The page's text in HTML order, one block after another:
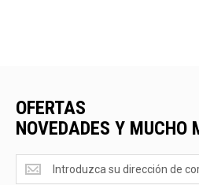
OFERTAS
NOVEDADES Y MUCHO
Ofertas
<br>Novedades